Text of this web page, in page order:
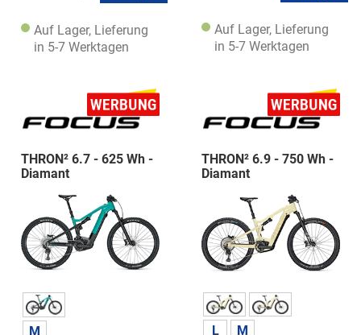
Auf Lager, Lieferung
in 5-7 Werktagen
Auf Lager, Lieferung
in 5-7 Werktagen
THRON² 6.7 - 625 Wh -
Diamant
M
THRON² 6.9 - 750 Wh -
Diamant
L M